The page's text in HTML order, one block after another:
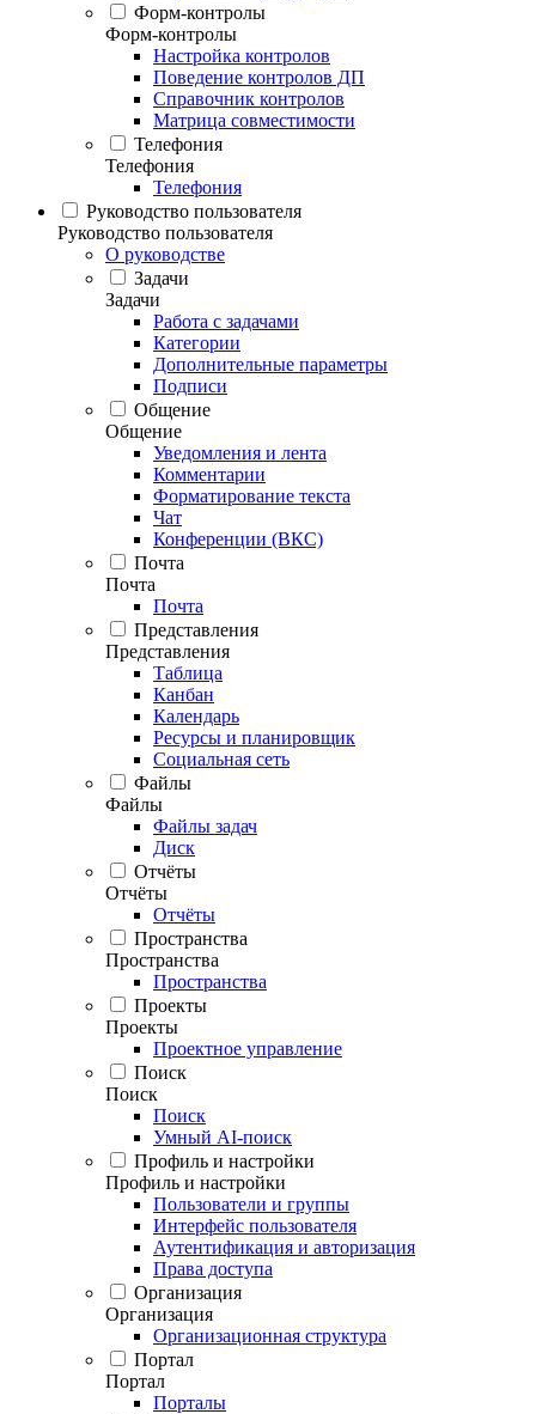
Форм-контролы
Форм-контролы
Настройка контролов
Поведение контролов ДП
Справочник контролов
Матрица совместимости
Телефония
Телефония
Телефония
Руководство пользователя
Руководство пользователя
О руководстве
Задачи
Задачи
Работа с задачами
Категории
Дополнительные параметры
Подписи
Общение
Общение
Уведомления и лента
Комментарии
Форматирование текста
Чат
Конференции (ВКС)
Почта
Почта
Почта
Представления
Представления
Таблица
Канбан
Календарь
Ресурсы и планировщик
Социальная сеть
Файлы
Файлы
Файлы задач
Диск
Отчёты
Отчёты
Отчёты
Пространства
Пространства
Пространства
Проекты
Проекты
Проектное управление
Поиск
Поиск
Поиск
Умный AI-поиск
Профиль и настройки
Профиль и настройки
Пользователи и группы
Интерфейс пользователя
Аутентификация и авторизация
Права доступа
Организация
Организация
Организационная структура
Портал
Портал
Порталы